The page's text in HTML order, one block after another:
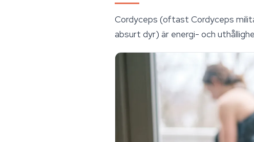
Cordyceps (oftast Cordyceps
absurt dyr) är energi- och